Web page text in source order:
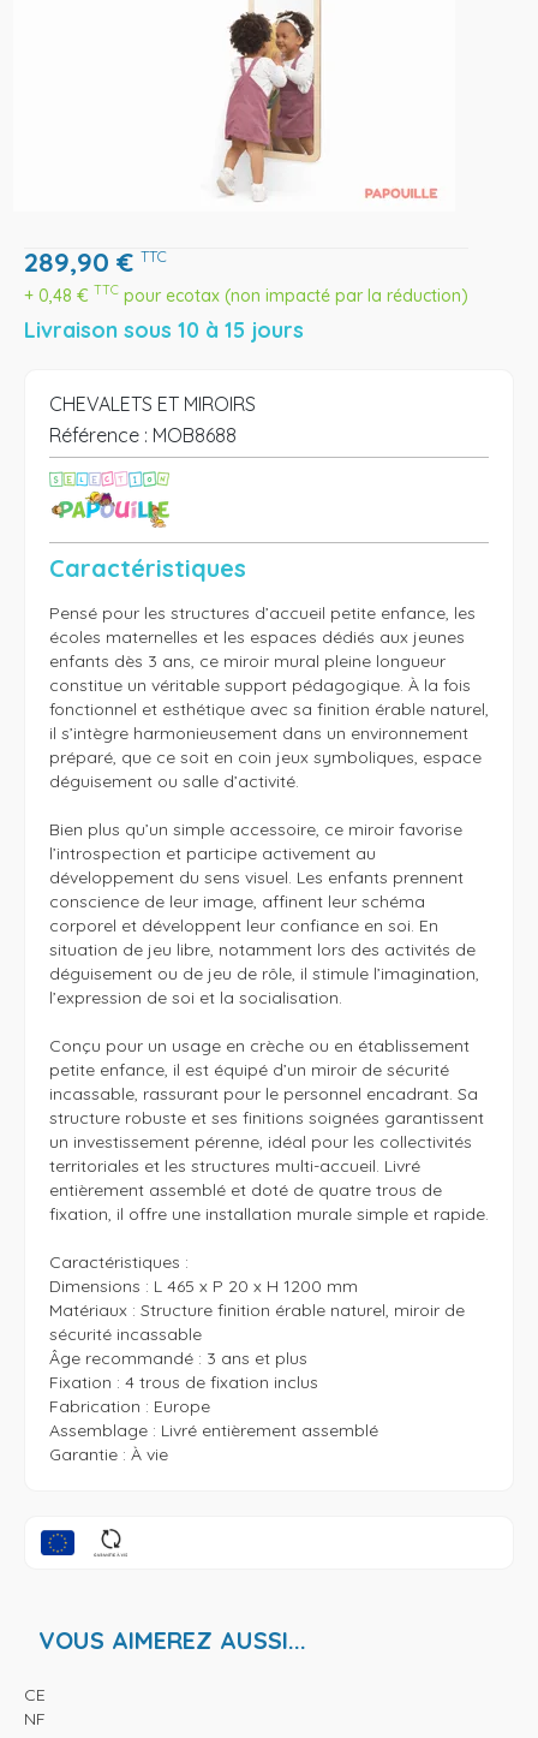
289,90 € TTC
+ 0,48 € TTC pour ecotax (non impacté par la réduction)
Livraison sous 10 à 15 jours
CHEVALETS ET MIROIRS
Référence : MOB8688
Caractéristiques
Pensé pour les structures d’accueil petite enfance, les
écoles maternelles et les espaces dédiés aux jeunes
enfants dès 3 ans, ce miroir mural pleine longueur
constitue un véritable support pédagogique. À la fois
fonctionnel et esthétique avec sa finition érable naturel,
il s’intègre harmonieusement dans un environnement
préparé, que ce soit en coin jeux symboliques, espace
déguisement ou salle d’activité.
Bien plus qu’un simple accessoire, ce miroir favorise
l’introspection et participe activement au
développement du sens visuel. Les enfants prennent
conscience de leur image, affinent leur schéma
corporel et développent leur confiance en soi. En
situation de jeu libre, notamment lors des activités de
déguisement ou de jeu de rôle, il stimule l’imagination,
l’expression de soi et la socialisation.
Conçu pour un usage en crèche ou en établissement
petite enfance, il est équipé d’un miroir de sécurité
incassable, rassurant pour le personnel encadrant. Sa
structure robuste et ses finitions soignées garantissent
un investissement pérenne, idéal pour les collectivités
territoriales et les structures multi-accueil. Livré
entièrement assemblé et doté de quatre trous de
fixation, il offre une installation murale simple et rapide.
Caractéristiques :
Dimensions : L 465 x P 20 x H 1200 mm
Matériaux : Structure finition érable naturel, miroir de
sécurité incassable
Âge recommandé : 3 ans et plus
Fixation : 4 trous de fixation inclus
Fabrication : Europe
Assemblage : Livré entièrement assemblé
Garantie : À vie
VOUS AIMEREZ AUSSI...
CE
NF